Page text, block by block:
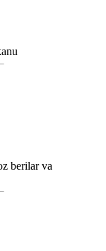
berilar va